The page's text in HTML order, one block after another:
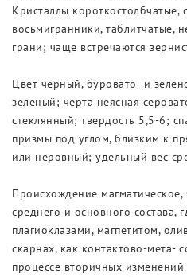
Кристаллы короткостолбчатые,
восьмигранники,
грани; чаще встречаются
Цвет черный, буровато- и
зеленый; черта неясная
стеклянный; твердость 5,5-6;
призмы под углом, близким к
или неровный; удельный вес
Происхождение
среднего и основного состава,
плагиоклазами, магпетитом,
скарнах, как контактово-мета-
процессе вторичных